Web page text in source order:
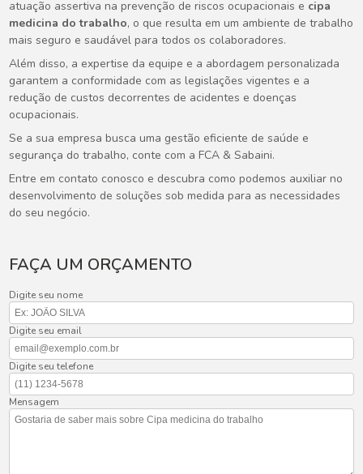
atuação assertiva na prevenção de riscos ocupacionais e cipa
medicina do trabalho, o que resulta em um ambiente de trabalho
mais seguro e saudável para todos os colaboradores.
Além disso, a expertise da equipe e a abordagem personalizada
garantem a conformidade com as legislações vigentes e a
redução de custos decorrentes de acidentes e doenças
ocupacionais.
Se a sua empresa busca uma gestão eficiente de saúde e
segurança do trabalho, conte com a FCA & Sabaini.
Entre em contato conosco e descubra como podemos auxiliar no
desenvolvimento de soluções sob medida para as necessidades
do seu negócio.
FAÇA UM ORÇAMENTO
Digite seu nome
Digite seu email
Digite seu telefone
Mensagem